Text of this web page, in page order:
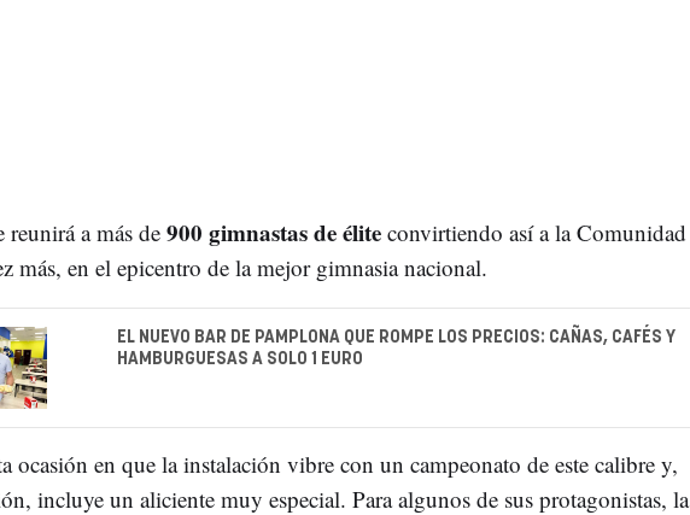
reunirá a más de900 gimnastas de élite convirtiendo así a la Comunidad
más, en el epicentro de la mejor gimnasia nacional.
EL NUEVO BAR DE PAMPLONA QUE ROMPE LOS PRECIOS: CAÑAS, CAFÉS Y
HAMBURGUESAS A SOLO 1 EURO
ocasión en que la instalación vibre con un campeonato de este calibre y,
incluye un aliciente muy especial. Para algunos de sus protagonistas, la